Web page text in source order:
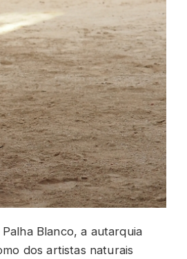
Blanco, a autarquia
dos artistas naturais